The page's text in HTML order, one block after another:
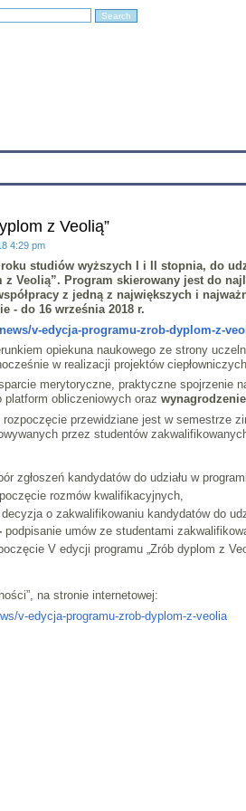
z Veolią”
4:29 pm
studiów wyższych I i II stopnia, do
Veolią”. Program skierowany jest do
z jedną z największych i
- do 16 września 2018 r.
v-edycja-programu-zrob-dyplom-z-
opiekuna naukowego ze strony
w realizacji projektów
merytoryczne, praktyczne spojrzenie
obliczeniowych oraz wynagrodzenie
przewidziane jest w semestrze
przez studentów
zgłoszeń kandydatów do udziału w
rozmów kwalifikacyjnych,
o zakwalifikowaniu kandydatów do
podpisanie umów ze studentami
V edycji programu „Zrób dyplom z
na stronie internetowej:
v-edycja-programu-zrob-dyplom-z-veolia